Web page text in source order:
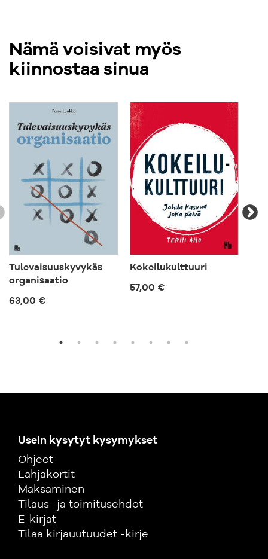
Nämä voisivat myös
kiinnostaa sinua
Tulevaisuuskyvykäs
organisaatio
63,00 €
Kokeilukulttuuri
57,00 €
Usein kysytyt kysymykset
Ohjeet
Lahjakortit
Maksaminen
Tilaus- ja toimitusehdot
E-kirjat
Tilaa kirjauutuudet -kirje